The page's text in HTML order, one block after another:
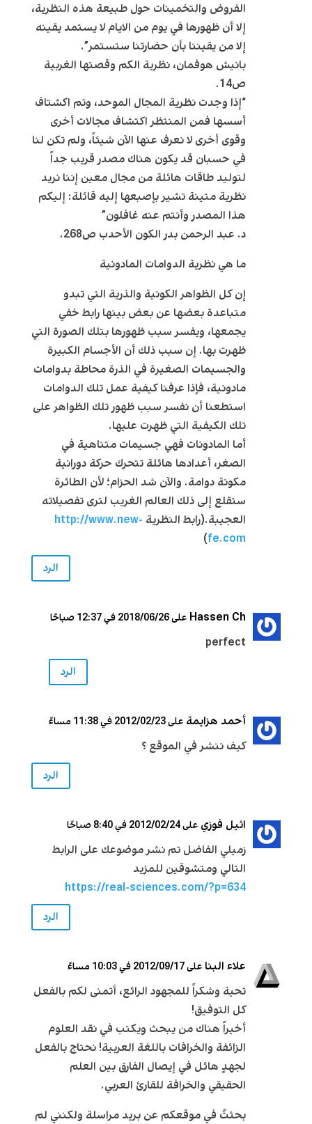
الفروض والتخمينات حول طبيعة هذه النظرية،
إلا أن ظهورها في يوم من الايام لا يستمد يقينه
إلا من يقيننا بأن حضارتنا ستستمر”.
بانيش هوفمان، نظرية الكم وقصتها الغربية
ص14.
“إذا وجدت نظرية المجال الموحد، وتم اكشتاف
أسسها فمن المنتظر اكتشاف مجالات أخرى
وقوى أخرى لا نعرف عنها الآن شيئاً، ولم تكن لنا
في حسبان قد يكون هناك مصدر قريب جداً
لتوليد طاقات هائلة من مجال معين إننا نريد
نظرية متينة تشير بإصبعها إليه قائلة: إليكم
هذا المصدر وأنتم عنه غافلون”
د. عبد الرحمن بدر الكون الأحدب ص268.
ما هي نظرية الدوامات المادونية
إن كل الظواهر الكونية والذرية التي تبدو
متباعدة بعضها عن بعض بينها رابط خفي
يجمعها، ويفسر سبب ظهورها بتلك الصورة التي
ظهرت بها. إن سبب ذلك أن الأجسام الكبيرة
والجسيمات الصغيرة في الذرة محاطة بدوامات
مادونية، فإذا عرفنا كيفية عمل تلك الدوامات
استطعنا أن نفسر سبب ظهور تلك الظواهر على
تلك الكيفية التي ظهرت عليها.
أما المادونات فهي جسيمات متناهية في
الصغر، أعدادها هائلة تتحرك حركة دورانية
مكونة دوامة. والآن شد الحزام؛ لأن الطائرة
ستقلع إلى ذلك العالم الغريب لترى تفصيلاته
العجيبة.(رابط النظرية http://www.new-
fe.com
)
الرد
Hassen Ch على 2018/06/26 في 12:37 صباحًا
perfect
الرد
أحمد هزايمة على 2012/02/23 في 11:38 مساءً
كيف ننشر في الموقع ؟
الرد
اثيل فوزي على 2012/02/24 في 8:40 صباحًا
زميلي الفاضل تم نشر موضوعك على الرابط
التالي ومتشوقين للمزيد
https://real-sciences.com/?p=634
الرد
علاء البنا على 2012/09/17 في 10:03 مساءً
تحية وشكراً للمجهود الرائع، أتمنى لكم بالفعل
كل التوفيق!
أخيراً هناك من يبحث ويكتب في نقد العلوم
الزائفة والخرافات باللغة العربية! نحتاج بالفعل
لجهدٍ هائل في إيصال الفارق بين العلم
الحقيقي والخرافة للقارئ العربي.
بحثتُ في موقعكم عن بريد مراسلة ولكنني لم